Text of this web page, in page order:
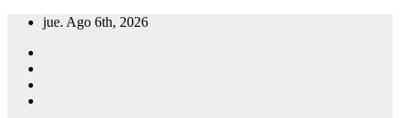
Saltar
contenido
jue. Ago 6th, 2026